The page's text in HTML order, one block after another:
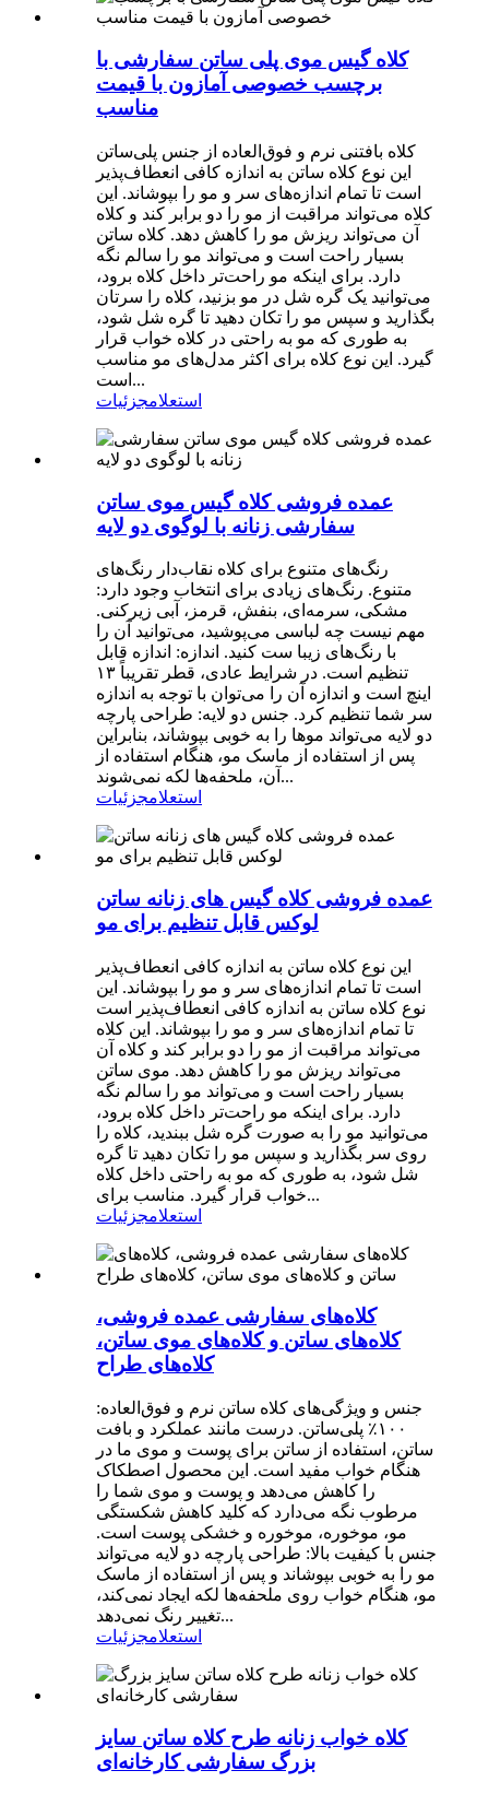
کلاه گیس موی پلی ساتن سفارشی با
برچسب خصوصی آمازون با قیمت
مناسب
کلاه بافتنی نرم و فوق‌العاده از جنس پلی‌ساتن
این نوع کلاه ساتن به اندازه کافی انعطاف‌پذیر
است تا تمام اندازه‌های سر و مو را بپوشاند. این
کلاه می‌تواند مراقبت از مو را دو برابر کند و کلاه
آن می‌تواند ریزش مو را کاهش دهد. کلاه ساتن
بسیار راحت است و می‌تواند مو را سالم نگه
دارد. برای اینکه مو راحت‌تر داخل کلاه برود،
می‌توانید یک گره شل در مو بزنید، کلاه را سرتان
بگذارید و سپس مو را تکان دهید تا گره شل شود،
به طوری که مو به راحتی در کلاه خواب قرار
گیرد. این نوع کلاه برای اکثر مدل‌های مو مناسب
است...
استعلامجزئیات
عمده فروشی کلاه گیس موی ساتن
سفارشی زنانه با لوگوی دو لایه
رنگ‌های متنوع برای کلاه نقاب‌دار رنگ‌های
متنوع. رنگ‌های زیادی برای انتخاب وجود دارد:
مشکی، سرمه‌ای، بنفش، قرمز، آبی زیرکنی.
مهم نیست چه لباسی می‌پوشید، می‌توانید آن را
با رنگ‌های زیبا ست کنید. اندازه: اندازه قابل
تنظیم است. در شرایط عادی، قطر تقریباً ۱۳
اینچ است و اندازه آن را می‌توان با توجه به اندازه
سر شما تنظیم کرد. جنس دو لایه: طراحی پارچه
دو لایه می‌تواند موها را به خوبی بپوشاند، بنابراین
پس از استفاده از ماسک مو، هنگام استفاده از
آن، ملحفه‌ها لکه نمی‌شوند...
استعلامجزئیات
عمده فروشی کلاه گیس های زنانه ساتن
لوکس قابل تنظیم برای مو
این نوع کلاه ساتن به اندازه کافی انعطاف‌پذیر
است تا تمام اندازه‌های سر و مو را بپوشاند. این
نوع کلاه ساتن به اندازه کافی انعطاف‌پذیر است
تا تمام اندازه‌های سر و مو را بپوشاند. این کلاه
می‌تواند مراقبت از مو را دو برابر کند و کلاه آن
می‌تواند ریزش مو را کاهش دهد. موی ساتن
بسیار راحت است و می‌تواند مو را سالم نگه
دارد. برای اینکه مو راحت‌تر داخل کلاه برود،
می‌توانید مو را به صورت گره شل ببندید، کلاه را
روی سر بگذارید و سپس مو را تکان دهید تا گره
شل شود، به طوری که مو به راحتی داخل کلاه
خواب قرار گیرد. مناسب برای...
استعلامجزئیات
کلاه‌های سفارشی عمده فروشی،
کلاه‌های ساتن و کلاه‌های موی ساتن،
کلاه‌های طراح
جنس و ویژگی‌های کلاه ساتن نرم و فوق‌العاده:
۱۰۰٪ پلی‌ساتن. درست مانند عملکرد و بافت
ساتن، استفاده از ساتن برای پوست و موی ما در
هنگام خواب مفید است. این محصول اصطکاک
را کاهش می‌دهد و پوست و موی شما را
مرطوب نگه می‌دارد که کلید کاهش شکستگی
مو، موخوره، موخوره و خشکی پوست است.
جنس با کیفیت بالا: طراحی پارچه دو لایه می‌تواند
مو را به خوبی بپوشاند و پس از استفاده از ماسک
مو، هنگام خواب روی ملحفه‌ها لکه ایجاد نمی‌کند،
تغییر رنگ نمی‌دهد...
استعلامجزئیات
کلاه خواب زنانه طرح کلاه ساتن سایز
بزرگ سفارشی کارخانه‌ای